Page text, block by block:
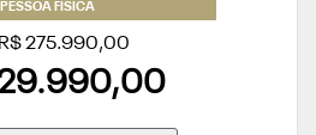
PESSOA FÍSICA
275.990,00